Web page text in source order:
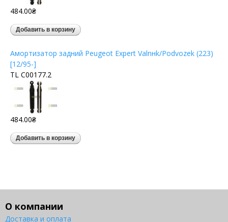
484.00₴
Амортизатор задний Peugeot Expert Valnнk/Podvozek (223)
[12/95-]
TL C00177.2
484.00₴
О компании
Доставка и оплата